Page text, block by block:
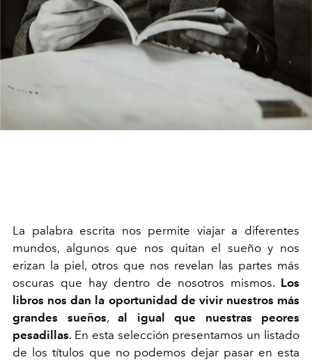
La palabra escrita nos permite viajar a diferentes
mundos, algunos que nos quitan el sueño y nos
erizan la piel, otros que nos revelan las partes más
oscuras que hay dentro de nosotros mismos. Los
libros nos dan la oportunidad de vivir nuestros más
grandes sueños, al igual que nuestras peores
pesadillas. En esta selección presentamos un listado
de los títulos que no podemos dejar pasar en esta